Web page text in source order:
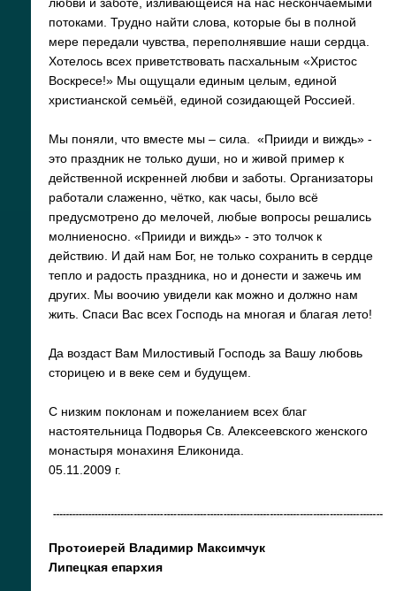
любви и заботе, изливающейся на нас нескончаемыми
потоками. Трудно найти слова, которые бы в полной
мере передали чувства, переполнявшие наши сердца.
Хотелось всех приветствовать пасхальным «Христос
Воскресе!» Мы ощущали единым целым, единой
христианской семьёй, единой созидающей Россией.
Мы поняли, что вместе мы – сила. «Прииди и виждь» -
это праздник не только души, но и живой пример к
действенной искренней любви и заботы. Организаторы
работали слаженно, чётко, как часы, было всё
предусмотрено до мелочей, любые вопросы решались
молниеносно. «Прииди и виждь» - это толчок к
действию. И дай нам Бог, не только сохранить в сердце
тепло и радость праздника, но и донести и зажечь им
других. Мы воочию увидели как можно и должно нам
жить. Спаси Вас всех Господь на многая и благая лето!
Да воздаст Вам Милостивый Господь за Вашу любовь
сторицею и в веке сем и будущем.
С низким поклонам и пожеланием всех благ
настоятельница Подворья Св. Алексеевского женского
монастыря монахиня Еликонида.
05.11.2009 г.
Протоиерей Владимир Максимчук
Липецкая епархия